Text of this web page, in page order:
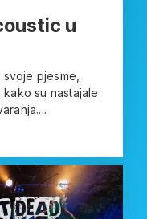
u
pjesme,
su nastajale